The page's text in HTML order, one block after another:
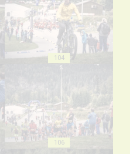
104
106